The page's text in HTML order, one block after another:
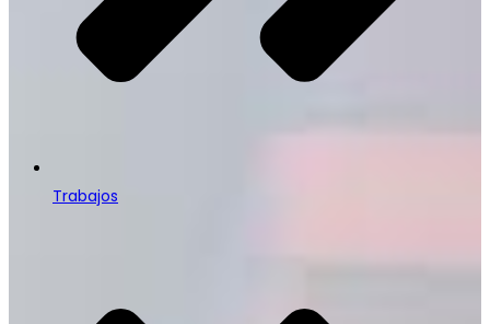
Trabajos